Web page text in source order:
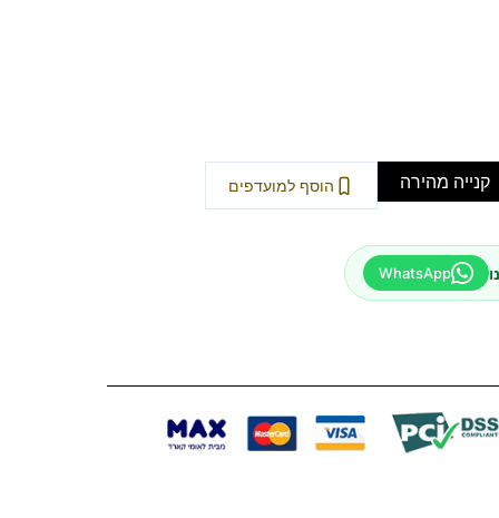
הוסף למועדפים קנייה מהירה
WhatsApp